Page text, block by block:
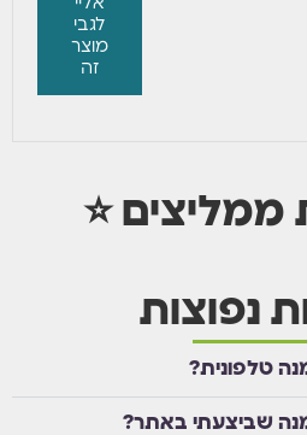
אליי
לגבי
מוצר
זה
ממליצים ⭐
נפוצות
טלפונית?
שביצעתי באתר?